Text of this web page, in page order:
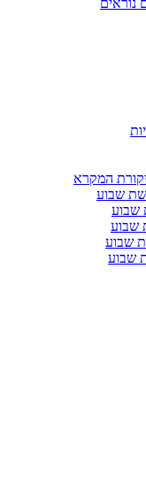
נוראים
המקרא
שבוע
שבוע
שבוע
שבוע
שבוע